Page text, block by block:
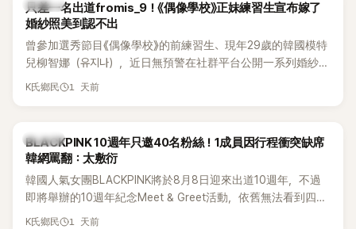
K-POP
只差一名出道fromis_9！《偶像學校》正妹練習生宣布嫁了
婚紗照美到認不出
曾參加選秀節目《偶像學校》的前練習生、現年29歲的韓國模特
兒柳智娜（유지나），近日無預警在社群平台公開一系列婚紗
照，親自宣布即將步入婚姻，消息曝光後讓不少曾追看節目的
K氏鄉民 1 天前
K-POP
BLACKPINK 10週年只邀40名粉絲！1成員因行程衝突缺席
韓網罵翻：太敷衍
韓國人氣女團BLACKPINK將於8月8日迎來出道10週年，不過
即將舉辦的10週年紀念Meet & Greet活動，依舊無法看到四人
合體。根據韓媒《MyDaily》7日報導，當天將由Jisoo（智秀）、
K氏鄉民 1 天前